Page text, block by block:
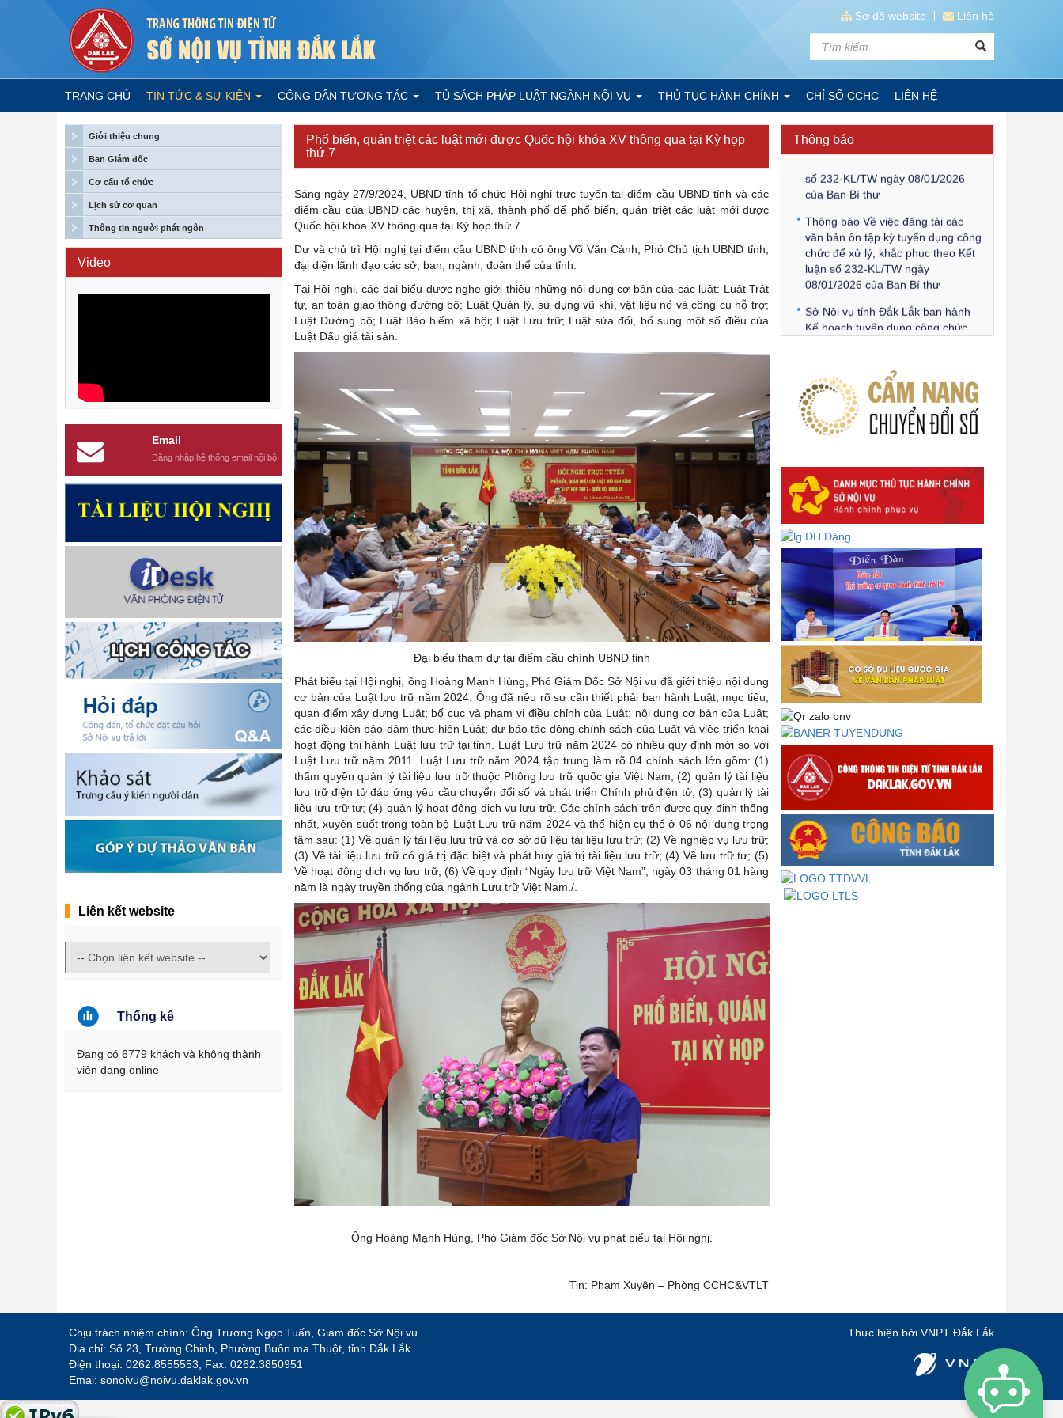
Liên hệ
Sơ đồ website
TRANG CHỦ TIN TỨC & SỰ KIỆN CÔNG DÂN TƯƠNG TÁC TỦ SÁCH PHÁP LUẬT NGÀNH NỘI VỤ THỦ TỤC HÀNH CHÍNH CHỈ SỐ CCHC LIÊN HỆ
Giới thiệu chung
Ban Giám đốc
Cơ cấu tổ chức
Lịch sử cơ quan
Thông tin người phát ngôn
Video
Email
Đăng nhập hệ thống email nội bộ
Liên kết website
Thống kê
Đang có 6779 khách và không thành
viên đang online
Phổ biến, quán triệt các luật mới được Quốc hội khóa XV thông qua tại Kỳ họp
thứ 7
Sáng ngày 27/9/2024, UBND tỉnh tổ chức Hội nghị trực tuyến tại điểm cầu UBND tỉnh và các
điểm cầu của UBND các huyện, thị xã, thành phố để phổ biến, quán triệt các luật mới được
Quốc hội khóa XV thông qua tại Kỳ họp thứ 7.
Dự và chủ trì Hội nghị tại điểm cầu UBND tỉnh có ông Võ Văn Cảnh, Phó Chủ tịch UBND tỉnh;
đại diện lãnh đạo các sở, ban, ngành, đoàn thể của tỉnh.
Tại Hội nghị, các đại biểu được nghe giới thiệu những nội dung cơ bản của các luật: Luật Trật
tự, an toàn giao thông đường bộ; Luật Quản lý, sử dụng vũ khí, vật liệu nổ và công cụ hỗ trợ;
Luật Đường bộ; Luật Bảo hiểm xã hội; Luật Lưu trữ; Luật sửa đổi, bổ sung một số điều của
Luật Đấu giá tài sản.
Đại biểu tham dự tại điểm cầu chính UBND tỉnh
Phát biểu tại Hội nghị, ông Hoàng Mạnh Hùng, Phó Giám Đốc Sở Nội vụ đã giới thiệu nội dung
cơ bản của Luật lưu trữ năm 2024. Ông đã nêu rõ sự cần thiết phải ban hành Luật; mục tiêu,
quan điểm xây dựng Luật; bố cục và phạm vi điều chỉnh của Luật; nội dung cơ bản của Luật;
các điều kiện bảo đảm thực hiện Luật; dự báo tác động chính sách của Luật và việc triển khai
hoạt động thi hành Luật lưu trữ tại tỉnh. Luật Lưu trữ năm 2024 có nhiều quy định mới so với
Luật Lưu trữ năm 2011. Luật Lưu trữ năm 2024 tập trung làm rõ 04 chính sách lớn gồm: (1)
thẩm quyền quản lý tài liệu lưu trữ thuộc Phông lưu trữ quốc gia Việt Nam; (2) quản lý tài liệu
lưu trữ điện tử đáp ứng yêu cầu chuyển đổi số và phát triển Chính phủ điện tử; (3) quản lý tài
liệu lưu trữ tư; (4) quản lý hoạt động dịch vụ lưu trữ. Các chính sách trên được quy định thống
nhất, xuyên suốt trong toàn bộ Luật Lưu trữ năm 2024 và thể hiện cụ thể ở 06 nội dung trọng
tâm sau: (1) Về quản lý tài liệu lưu trữ và cơ sở dữ liệu tài liệu lưu trữ; (2) Về nghiệp vụ lưu trữ;
(3) Về tài liệu lưu trữ có giá trị đặc biệt và phát huy giá trị tài liệu lưu trữ; (4) Về lưu trữ tư; (5)
Về hoạt động dịch vụ lưu trữ; (6) Về quy định “Ngày lưu trữ Việt Nam”, ngày 03 tháng 01 hàng
năm là ngày truyền thống của ngành Lưu trữ Việt Nam./.
Ông Hoàng Mạnh Hùng, Phó Giám đốc Sở Nội vụ phát biểu tại Hội nghị.
Tin: Phạm Xuyên – Phòng CCHC&VTLT
Thông báo
tiếp nhận vào làm công chức tỉnh
Đắk Lắk năm 2026
Thông báo Về việc triệu tập thí
sinh tham gia thi tuyển công chức
để xử lý, khắc phục theo Kết luận
số 232-KL/TW ngày 08/01/2026
của Ban Bí thư
Thông báo Về việc đăng tải các
văn bản ôn tập kỳ tuyển dụng công
chức để xử lý, khắc phục theo Kết
luận số 232-KL/TW ngày
08/01/2026 của Ban Bí thư
Sở Nội vụ tỉnh Đắk Lắk ban hành
Kế hoạch tuyển dụng công chức
để xử lý, khắc phục theo Kết luận
Lấy ý kiến góp ý dự thảo Tờ trình
và Quyết định Phân cấp thực hiện
hỗ trợ người lao động đi làm việc ở
phương
Về việc lấy ý kiến góp ý Dự thảo
Quyết định phân cấp thực hiện quy
định về người lao động nước ngoài
làm việc trên địa bàn tỉnh Đắk Lắk
theo trình tự, thủ tục rút gọn trong
xây dựng, ban hành văn bản quy
phạm pháp luật
Góp ý dự thảo Thông tư quy định
nghiệp vụ lưu trữ tài liệu lưu trữ số:
DANH SÁCH HỒ SƠ CÁN BỘ ĐI B
TỈNH ĐĂK LẮK -
Lấy ý kiến dự thảo Quyết định quy
lập, tổ chức và hoạt động của tổ
chức phối hợp liên ngành
Thông báo về việc tải biểu mẫu
báo cáo kết quả 06 năm thực hiện
Nghị quyết số 18-NQ/TW và Nghị
quyết số 19-NQ/TW
Thư chúc mừng của Bộ trưởng Bộ
Nội vụ nhân dịp kỷ niệm 78 năm
Ngày thành lập Bộ Nội vụ, Ngày
Chịu trách nhiệm chính: Ông Trương Ngọc Tuấn, Giám đốc Sở Nội vụ
Địa chỉ: Số 23, Trường Chinh, Phường Buôn ma Thuột, tỉnh Đắk Lắk
Điện thoại: 0262.8555553; Fax: 0262.3850951
Emai: sonoivu@noivu.daklak.gov.vn
Thực hiện bởi VNPT Đắk Lắk